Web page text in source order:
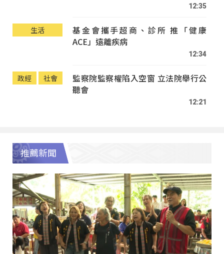
12:35
生活
基金會攜手超商、診所 推「健康
ACE」遠離疾病
12:34
政經 社會
監察院監察權陷入空窗 立法院舉行公
聽會
12:21
推薦新聞